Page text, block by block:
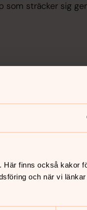
Här finns också kakor
och när vi
sträcker sig